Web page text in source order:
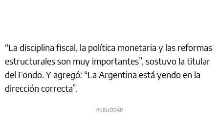
“La disciplina fiscal, la política monetaria y las reformas
estructurales son muy importantes”, sostuvo la titular
del Fondo. Y agregó: “La Argentina está yendo en la
dirección correcta”.